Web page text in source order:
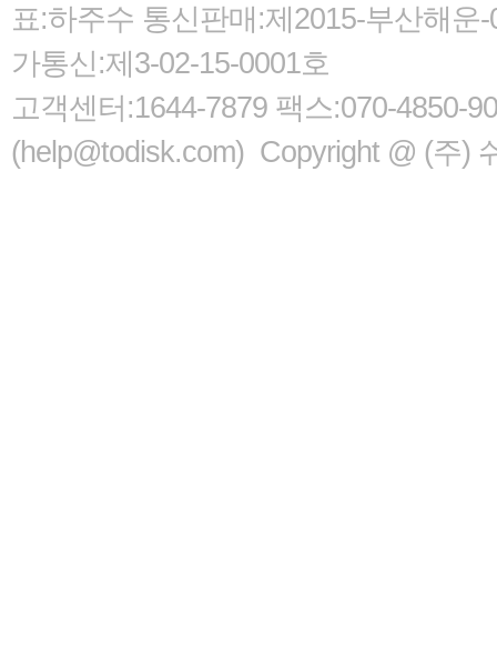
표:하주수 통신판매:제2015-부산해
가통신:제3-02-15-0001호
고객센터:1644-7879 팩스:070-4850-
(help@todisk.com) Copyright @ (주)